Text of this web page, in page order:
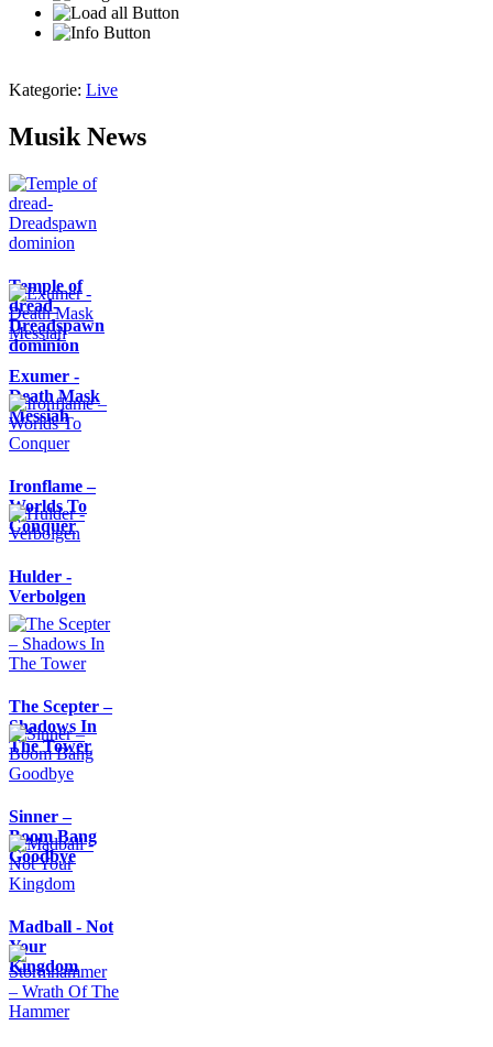
Kategorie: Live
Musik News
Temple of
dread-
Dreadspawn
dominion
Exumer -
Death Mask
Messiah
Ironflame –
Worlds To
Conquer
Hulder -
Verbolgen
The Scepter –
Shadows In
The Tower
Sinner –
Boom Bang
Goodbye
Madball - Not
Your
Kingdom